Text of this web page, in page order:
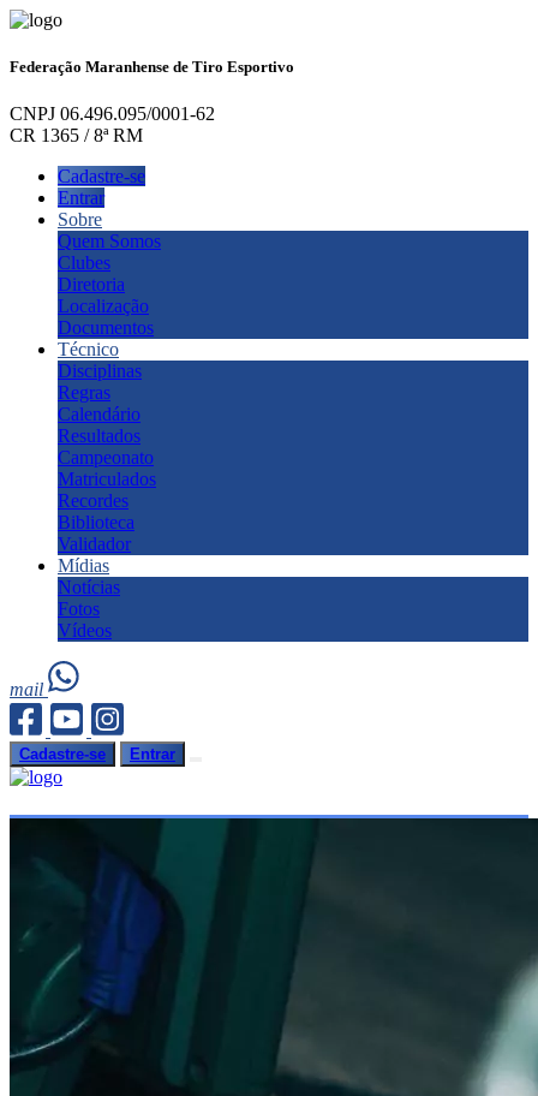
Federação Maranhense de Tiro Esportivo
CNPJ 06.496.095/0001-62
CR 1365 / 8ª RM
Cadastre-se
Entrar
Sobre
Quem Somos
Clubes
Diretoria
Localização
Documentos
Técnico
Disciplinas
Regras
Calendário
Resultados
Campeonato
Matriculados
Recordes
Biblioteca
Validador
Mídias
Notícias
Fotos
Vídeos
mail
Cadastre-se Entrar